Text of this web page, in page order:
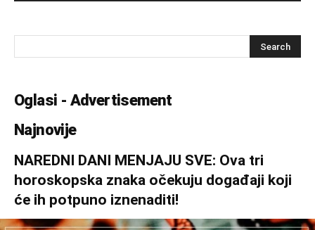
Oglasi - Advertisement
Najnovije
NAREDNI DANI MENJAJU SVE: Ova tri
horoskopska znaka očekuju događaji koji
će ih potpuno iznenaditi!